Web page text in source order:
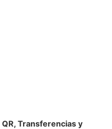
QR, Transferencias y